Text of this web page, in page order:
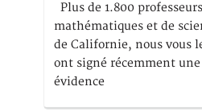
Plus de 1.800
mathématiques et de
de Californie, nous vous
ont signé récemment
évidence